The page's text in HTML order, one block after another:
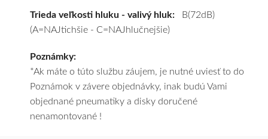
Trieda veľkosti hluku - valivý hluk: B(72dB)
(A=NAJtichšie - C=NAJhlučnejšie)
Poznámky:
*Ak máte o túto službu záujem, je nutné uviesť to do
Poznámok v závere objednávky, inak budú Vami
objednané pneumatiky a disky doručené
nenamontované !